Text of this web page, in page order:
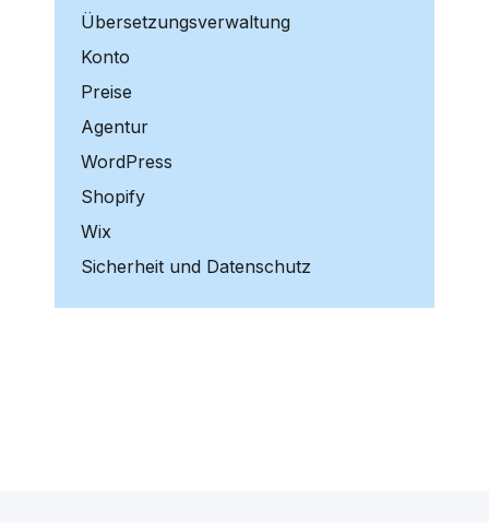
Übersetzungsverwaltung
Konto
Preise
Agentur
WordPress
Shopify
Wix
Sicherheit und Datenschutz